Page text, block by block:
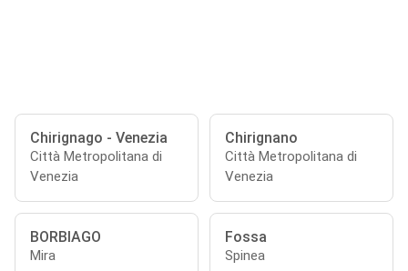
Chirignago - Venezia
Città Metropolitana di
Venezia
Chirignano
Città Metropolitana di
Venezia
BORBIAGO
Mira
Fossa
Spinea